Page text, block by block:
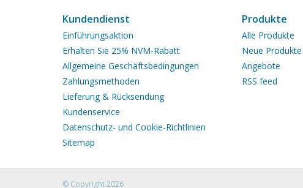
Kundendienst
Einführungsaktion
Erhalten Sie 25% NVM-Rabatt
Allgemeine Geschäftsbedingungen
Zahlungsmethoden
Lieferung & Rücksendung
Kundenservice
Datenschutz- und Cookie-Richtlinien
Sitemap
Produkte
Alle Produkte
Neue Produkte
Angebote
RSS feed
© Copyright 2026